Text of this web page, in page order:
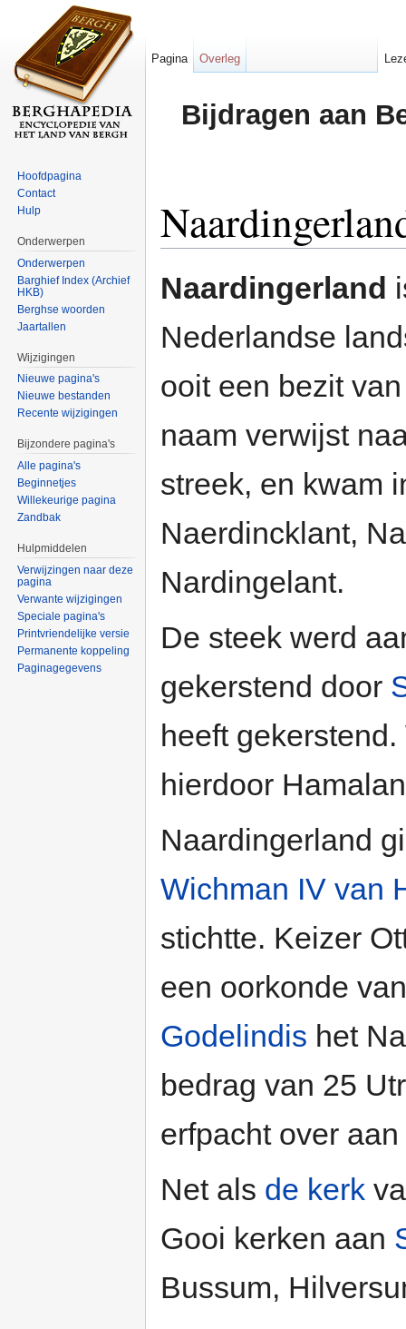
Bijdragen aan
Naardingerland
Nederlandse
ooit een bezit
naam verwijst
streek, en kwam
Naerdincklant,
Nardingelant.
De steek werd
gekerstend door
heeft
hierdoor
Naardingerland
Wichman IV van
stichtte. Keizer
een oorkonde
Godelindis het
bedrag van 25
erfpacht over
Net als de kerk
Gooi kerken aan
Bussum,
Pagina Overleg
Hoofdpagina
Contact
Hulp
Onderwerpen
Onderwerpen
Barghief Index (Archief
HKB)
Berghse woorden
Jaartallen
Wijzigingen
Nieuwe pagina's
Nieuwe bestanden
Recente wijzigingen
Bijzondere pagina's
Alle pagina's
Beginnetjes
Willekeurige pagina
Zandbak
Hulpmiddelen
Verwijzingen naar deze
pagina
Verwante wijzigingen
Speciale pagina's
Printvriendelijke versie
Permanente koppeling
Paginagegevens